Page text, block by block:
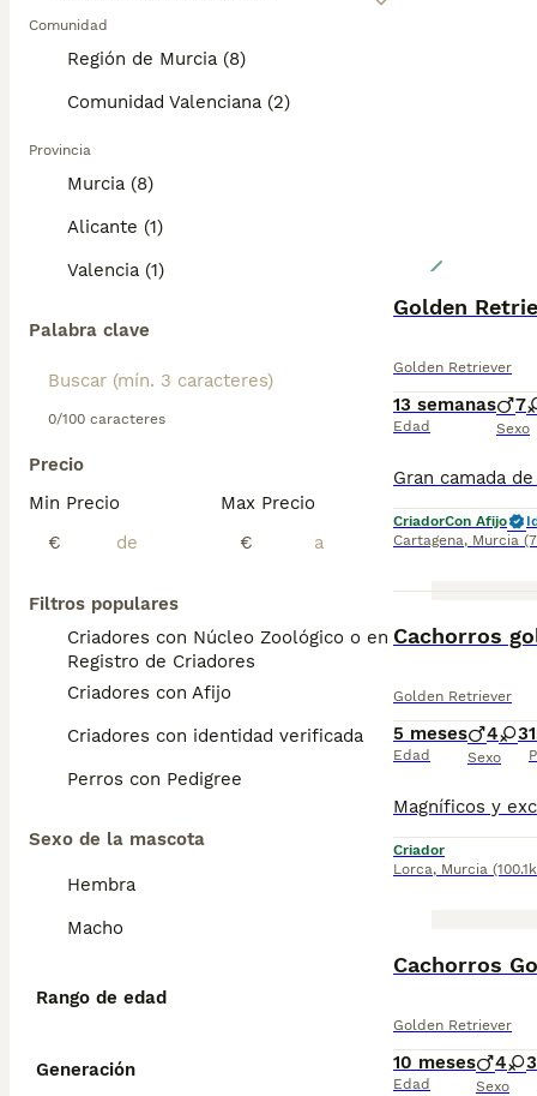
Comunidad
Región de Murcia (8)
Comunidad Valenciana (2)
Provincia
Murcia (8)
Alicante (1)
Valencia (1)
Palabra clave
0/100 caracteres
Precio
Min Precio
€
Max Precio
€
Filtros populares
Criadores con Núcleo Zoológico o en el
Registro de Criadores
Criadores con Afijo
Criadores con identidad verificada
Perros con Pedigree
Sexo de la mascota
Hembra
Macho
Rango de edad
Generación
Golden
Golden Retriever
13 semanas
Edad
7
Sexo
CriadorCon Afijo
Cartagena, Murcia
Cachorros
Golden Retriever
5 meses
Edad
4 3
Sexo
Criador
Lorca, Murcia
Cachorros
Golden Retriever
10 meses
Edad
4 3
Sexo